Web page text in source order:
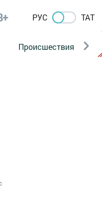
РУС ТАТ
Происшествия